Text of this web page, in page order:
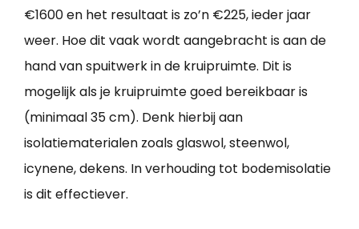
€1600 en het resultaat is zo’n €225, ieder jaar
weer. Hoe dit vaak wordt aangebracht is aan de
hand van spuitwerk in de kruipruimte. Dit is
mogelijk als je kruipruimte goed bereikbaar is
(minimaal 35 cm). Denk hierbij aan
isolatiematerialen zoals glaswol, steenwol,
icynene, dekens. In verhouding tot bodemisolatie
is dit effectiever.